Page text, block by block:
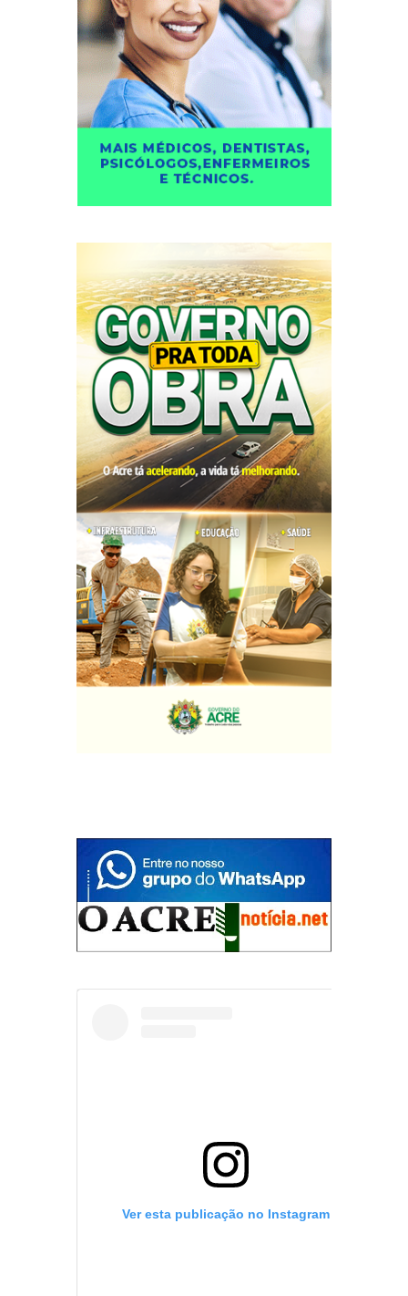
Ver esta publicação no Instagram